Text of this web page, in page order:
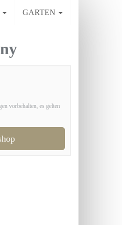
GARTEN
vorbehalten, es gelten